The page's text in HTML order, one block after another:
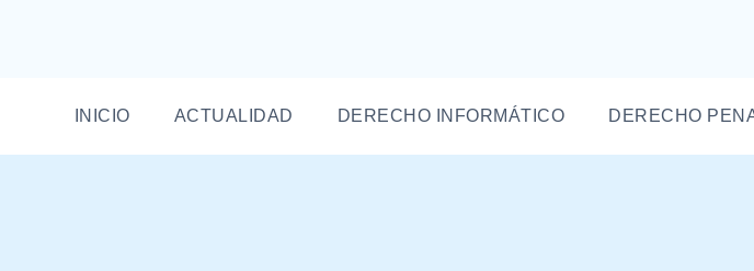
INICIO ACTUALIDAD DERECHO INFORMÁTICO DERECHO